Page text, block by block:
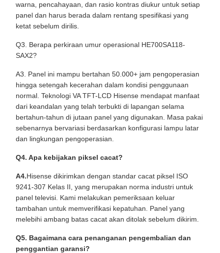
warna, pencahayaan, dan rasio kontras diukur untuk setiap
panel dan harus berada dalam rentang spesifikasi yang
ketat sebelum dirilis.
Q3. Berapa perkiraan umur operasional HE700SA118-
SAX2?
A3. Panel ini mampu bertahan 50.000+ jam pengoperasian
hingga setengah kecerahan dalam kondisi penggunaan
normal. Teknologi VA TFT-LCD Hisense mendapat manfaat
dari keandalan yang telah terbukti di lapangan selama
bertahun-tahun di jutaan panel yang digunakan. Masa pakai
sebenarnya bervariasi berdasarkan konfigurasi lampu latar
dan lingkungan pengoperasian.
Q4. Apa kebijakan piksel cacat?
A4.Hisense dikirimkan dengan standar cacat piksel ISO
9241-307 Kelas II, yang merupakan norma industri untuk
panel televisi. Kami melakukan pemeriksaan keluar
tambahan untuk memverifikasi kepatuhan. Panel yang
melebihi ambang batas cacat akan ditolak sebelum dikirim.
Q5. Bagaimana cara penanganan pengembalian dan
penggantian garansi?